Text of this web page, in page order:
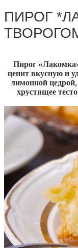
ПИРОГ
Пирог
ценит вкусную и
лимонной
хрустящее